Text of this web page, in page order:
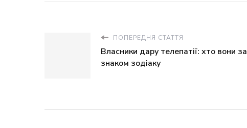
ПОПЕРЕДНЯ СТАТТЯ
Власники дару телепатії: хто вони за
знаком зодіаку